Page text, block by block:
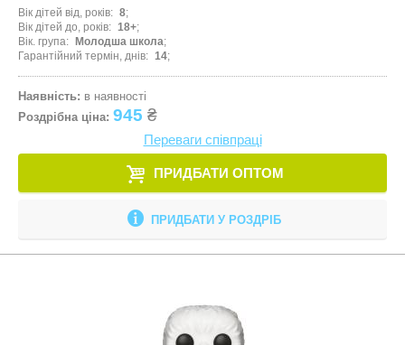
Вік дітей від, років
8
Вік дітей до, років
18+
Вік. група
Молодша школа
Гарантійний термін, днів
14
Наявність: в наявності
Роздрібна ціна: 945 ₴
Переваги співпраці
ПРИДБАТИ ОПТОМ
ПРИДБАТИ У РОЗДРІБ